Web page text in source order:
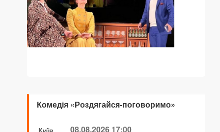
Комедія «Роздягайся-поговоримо»
08.08.2026 17:00